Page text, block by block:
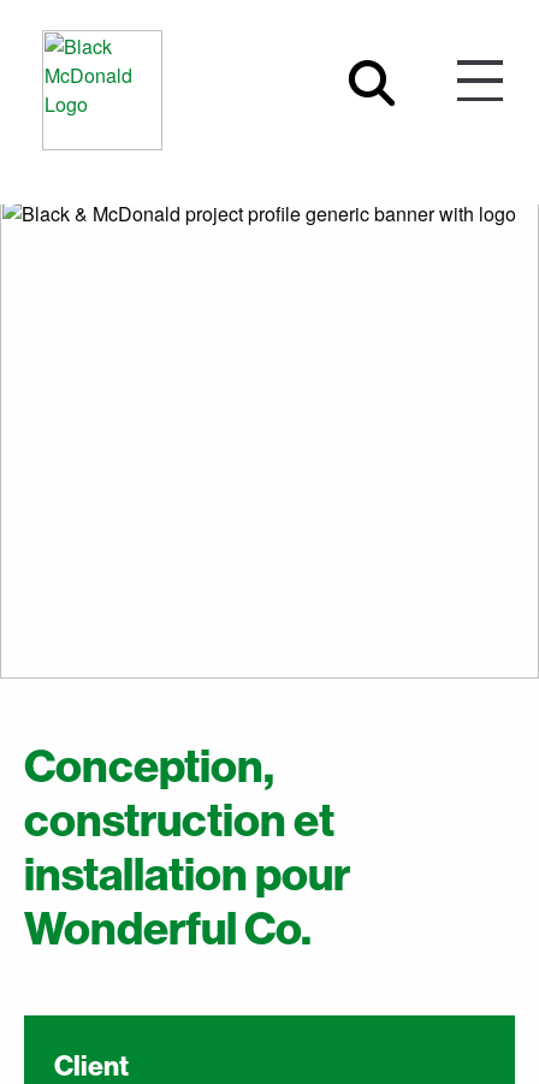
Conception,
construction et
installation pour
Wonderful Co.
Client